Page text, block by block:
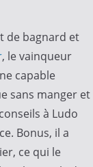
de bagnard et
, le vainqueur
capable
sans manger et
à Ludo
Bonus, il a
ce qui le